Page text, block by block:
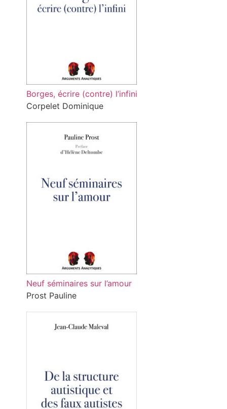
Borges, écrire (contre) l’infini
Corpelet Dominique
Neuf séminaires sur l’amour
Prost Pauline